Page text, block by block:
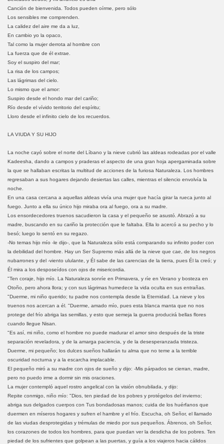
Canción de bienvenida. Todos pueden oírme, pero sólo
Los sensibles me comprenden.
La calidez del aire me da a luz,
En cambio yo la opaco,
Tal como la mujer derrota al hombre con
La fuerza que de él extrae.
Soy el suspiro del mar;
La risa de los campos;
Las lágrimas del cielo.
Lo mismo que el amor:
Suspiro desde el hondo mar del cariño;
Río desde el vívido territorio del espíritu;
Lloro desde el infinito cielo de los recuerdos.
LA VIUDA Y SU HIJO
La noche cayó sobre el norte del Líbano y la nieve cubrió las aldeas rodeadas por el valle
Kadeesha, dando a campos y praderas el aspecto de una gran hoja apergaminada sobre
la que se hallaban escritas la multitud de acciones de la furiosa Naturaleza. Los hombres
regresaban a sus hogares dejando desiertas las calles, mientras el silencio envolvía la
noche.
En una casa cercana a aquellas aldeas vivía una mujer que hacía girar la rueca junto al
fuego. Junto a ella su único hijo miraba ora al fuego, ora a su madre.
Los ensordecedores truenos sacudieron la casa y el pequeño se asustó. Abrazó a su
madre, buscando en su cariño la protección que le faltaba. Ella lo acercó a su pecho y lo
besó; luego lo sentó en su regazo.
-No temas hijo mío -le dijo-, que la Naturaleza sólo está comparando su infinito poder con
la debilidad del hombre. Hay un Ser Supremo más allá de la nieve que cae, de los negros
nubarrones y del -viento ululante, y Él sabe de las carencias de la tierra, pues Él la creó; y
Él mira a los desposeídos con ojos de misericordia.
"Ten coraje, hijo mío. La Naturaleza sonríe en Primavera, y ríe en Verano y bosteza en
Otoño, pero ahora llora; y con sus lágrimas humedece la vida oculta en sus entrañas.
"Duerme, mi niño querido; tu padre nos contempla desde la Eternidad. La nieve y los
truenos nos acercan a él. "Duerme, amado mío, pues esta blanca manta que no nos
protege del frío abriga las semillas, y esto que semeja la guerra producirá bellas flores
cuando llegue Nisan.
"Es así, mi niño, como el hombre no puede madurar el amor sino después de la triste
separación reveladora, y de la amarga paciencia, y de la desesperanzada tristeza.
Duerme, mi pequeño; los dulces sueños hallarán tu alma que no teme a la terrible
oscuridad nocturna y a la escarcha implacable.
El pequeño miró a su madre con ojos de sueño y dijo: -Mis párpados se cierran, madre,
pero no puedo irme a dormir sin mis oraciones.
La mujer contempló aquel rostro angelical con la visión obnubilada, y dijo:
Repite conmigo, niño mío: "Dios, ten piedad de los pobres y protégelos del invierno;
abriga sus delgados cuerpos con Tus bondadosas manos; cuida de los huérfanos que
duermen en míseros hogares y sufren el hambre y el frío. Escucha, oh Señor, el llamado
de las viudas desprotegidas y trémulas de miedo por sus pequeños. Ábrenos, oh Señor,
los corazones de todos los hombres, para que puedan ver la desdicha de los pobres. Ten
piedad de los sufrientes que golpean a las puertas, y guía a los viajeros hacia cálidos